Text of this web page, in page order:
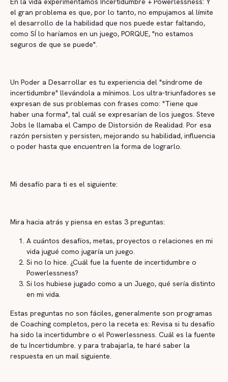
el gran problema es que, por lo tanto, no empujamos al límite
el desarrollo de la habilidad que nos puede estar faltando,
como SÍ lo haríamos en un juego, PORQUE, "no estamos
seguros de que se puede".
Un Poder a Desarrollar es tu experiencia del "síndrome de
incertidumbre" llevándola a mínimos. Los ultra-triunfadores se
expresan de sus problemas con frases como: "Tiene que
haber una forma", tal cuál se expresarían de los juegos. Steve
Jobs le llamaba el Campo de Distorsión de Realidad. Por esa
razón persisten y persisten, mejorando su habilidad, influencia
o poder hasta que encuentren la forma de lograrlo.
Mi desafío para ti es el siguiente:
Mira hacia atrás y piensa en estas 3 preguntas:
A cuántos desafíos, metas, proyectos o relaciones en mi
vida jugué como jugaría un juego.
Si no lo hice. ¿Cuál fue la fuente de incertidumbre o
Powerlessness?
Si los hubiese jugado como a un Juego, qué sería distinto
en mi vida.
Estas preguntas no son fáciles, generalmente son programas
de Coaching completos, pero la receta es: Revisa si tu desafío
ha sido la incertidumbre o el Powerlessness. Cuál es la fuente
de tu Incertidumbre. y para trabajarla, te haré saber la
respuesta en un mail siguiente.